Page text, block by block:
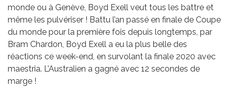
monde ou à Genève, Boyd Exell veut tous les battre et
même les pulvériser ! Battu l’an passé en finale de Coupe
du monde pour la première fois depuis longtemps, par
Bram Chardon, Boyd Exell a eu la plus belle des
réactions ce week-end, en survolant la finale 2020 avec
maestria. L’Australien a gagné avec 12 secondes de
marge !